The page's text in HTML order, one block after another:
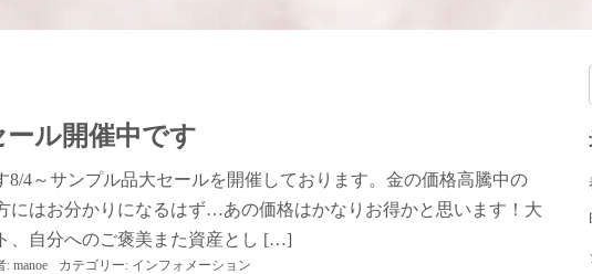
ル開催中です
8/4～サンプル品大セールを開催しております。金の価格高騰中の
にはお分かりになるはず…あの価格はかなりお得かと思います！大
、自分へのご褒美また資産とし […]
: manoe カテゴリー: インフォメーション